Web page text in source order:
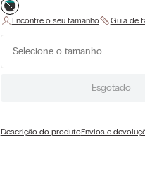
Selecione o tamanho
Esgotado
Descrição do produtoEnvios e